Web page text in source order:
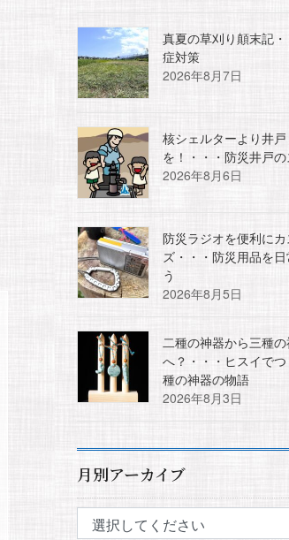
真夏の草刈り顛末記
症対策
2026年8月7日
核シェルターより井戸
を！・・・防災井戸の
2026年8月6日
防災ラジオを便利にカ
ズ・・・防災用品を
う
2026年8月5日
二種の神器から三種の
へ？・・・ヒスイで
種の神器の物語
2026年8月3日
月別アーカイブ